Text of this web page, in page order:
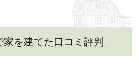
を建てた口コミ評判